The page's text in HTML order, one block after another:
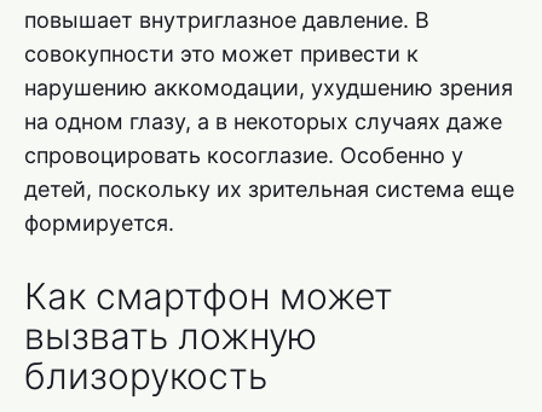
повышает внутриглазное давление. В
совокупности это может привести к
нарушению аккомодации, ухудшению зрения
на одном глазу, а в некоторых случаях даже
спровоцировать косоглазие. Особенно у
детей, поскольку их зрительная система еще
формируется.
Как смартфон может
вызвать ложную
близорукость